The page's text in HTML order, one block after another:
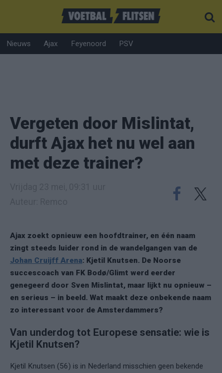
Nieuws Ajax Feyenoord PSV
Vergeten door Mislintat,
durft Ajax het nu wel aan
met deze trainer?
Ajax zoekt opnieuw een hoofdtrainer, en één naam
zingt steeds luider rond in de wandelgangen van de
Johan Cruijff Arena: Kjetil Knutsen. De Noorse
succescoach van FK Bodø/Glimt werd eerder
genegeerd door Sven Mislintat, maar lijkt nu opnieuw –
en serieus – in beeld. Wat maakt deze onbekende naam
zo interessant voor de Amsterdammers?
Van underdog tot Europese sensatie: wie is
Kjetil Knutsen?
Kjetil Knutsen (56) is in Nederland misschien geen bekende